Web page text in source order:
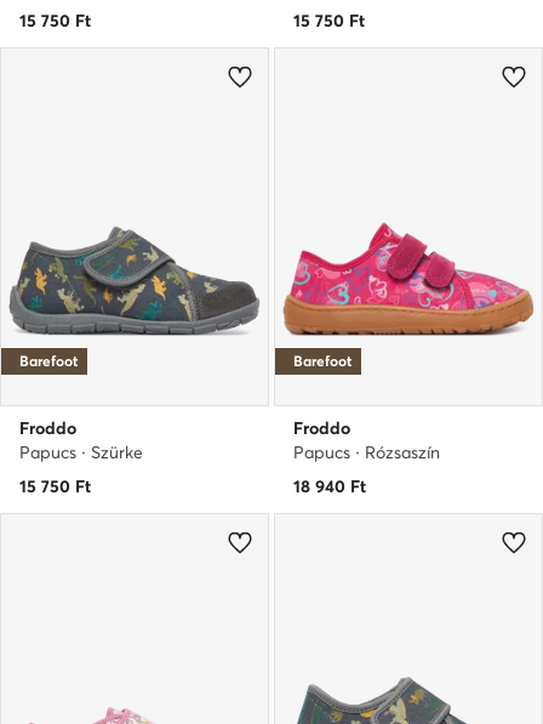
15 750 Ft
15 750 Ft
Barefoot
Froddo
Papucs · Szürke
15 750 Ft
Barefoot
Froddo
Papucs · Rózsaszín
18 940 Ft